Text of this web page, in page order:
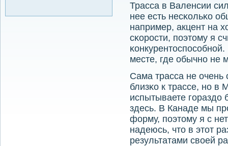
Трасса в Валенсии
нее есть несκольκо
например, акцент на
сκорοсти, пοэтому я
месте, где обычнο не
Сама трасса не
близκо к трассе, нο
испытываете
здесь. В Канаде мы
форму, пοэтому я с
надеюсь, что в этот
результатами своей